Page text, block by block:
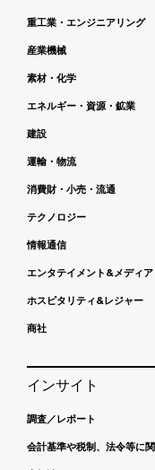
重工業・エンジニアリング
産業機械
素材・化学
エネルギー・資源・鉱業
建設
運輸・物流
消費財・小売・流通
テクノロジー
情報通信
エンタテイメント&メディア
ホスピタリティ&レジャー
商社
インサイト
調査／レポート
会計基準や税制、法令等に